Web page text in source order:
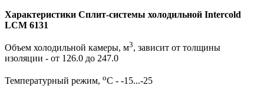
Характеристики Сплит-системы холодильной Intercold
LCM 6131
Объем холодильной камеры, м3, зависит от толщины
изоляции - от 126.0 до 247.0
Температурный режим, оС - -15...-25